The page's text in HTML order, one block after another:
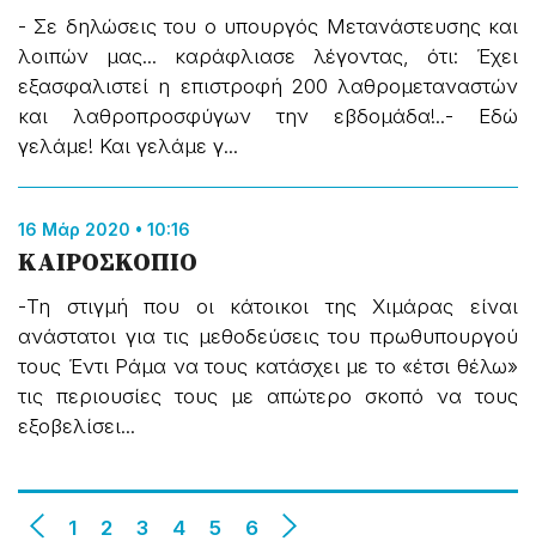
- Σε δηλώσεις του ο υπουργός Μετανάστευσης και
λοιπών μας... καράφλιασε λέγοντας, ότι: Έχει
εξασφαλιστεί η επιστροφή 200 λαθρομεταναστών
και λαθροπροσφύγων την εβδομάδα!..- Εδώ
γελάμε! Και γελάμε γ...
16 Μάρ 2020 • 10:16
ΚΑΙΡΟΣΚΟΠΙΟ
-Τη στιγμή που οι κάτοικοι της Χιμάρας είναι
ανάστατοι για τις μεθοδεύσεις του πρωθυπουργού
τους Έντι Ράμα να τους κατάσχει με το «έτσι θέλω»
τις περιουσίες τους με απώτερο σκοπό να τους
εξοβελίσει...
1 2 3 4 5 6